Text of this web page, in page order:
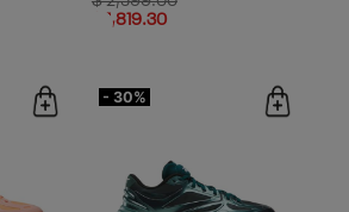
$ 1,819.30
- 30%